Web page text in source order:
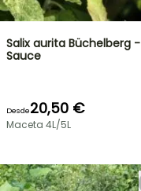
Salix aurita Büchelberg -
Sauce
Desde20,50 €
Maceta 4L/5L